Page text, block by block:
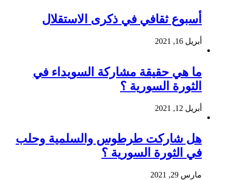
أسبوع ثقافي في ذكرى الاستقلال
أبريل 16, 2021
ما هي حقيقة مشاركة السويداء في
الثورة السورية ؟
أبريل 12, 2021
هل شاركت طرطوس والسلمية وحلب
في الثورة السورية ؟
مارس 29, 2021